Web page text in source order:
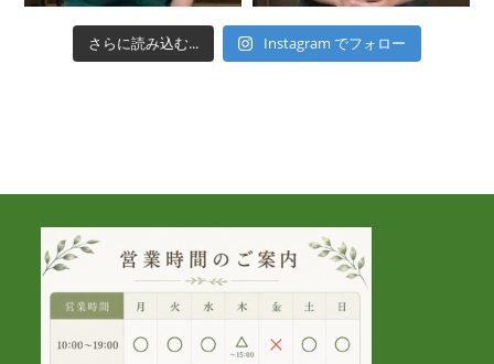
さらに読み込む... Instagram でフォロー